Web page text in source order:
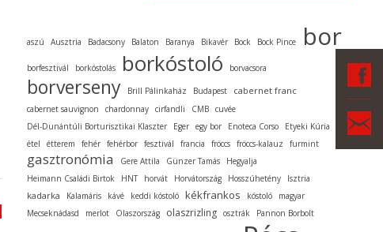
aszú Ausztria Badacsony Balaton Baranya Bikavér Bock Bock Pince bor
borfesztivál borkóstolás borkóstoló borvacsora
borverseny Brill Pálinkaház Budapest cabernet franc
cabernet sauvignon chardonnay cirfandli CMB cuvée
Dél-Dunántúli Borturisztikai Klaszter
Eger egy bor Enoteca Corso
Etyeki Kúria
étel
étterem fehér fehérbor fesztivál francia fröccs fröccs-kalauz furmint
gasztronómia Gere Attila Günzer Tamás
Hegyalja
Heimann Családi Birtok
HNT horvát Horvátország Hosszúhetény Isztria
kadarka Kalamáris kávé keddi kóstoló kékfrankos kóstoló
magyar
Mecseknádasd
merlot Olaszország olaszrizling osztrák Pannon Borbolt